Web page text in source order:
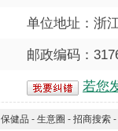
单位地址：浙
邮政编码：
若您
保健品 - 生意圈 - 招商搜索 -